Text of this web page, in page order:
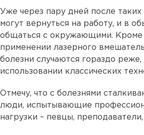
Уже через пару дней после
могут вернуться на работу, и в
общаться с окружающими. Кроме
применении лазерного
болезни случаются гораздо реже,
использовании классических
Отмечу, что с болезнями
люди, испытывающие
нагрузки – певцы,